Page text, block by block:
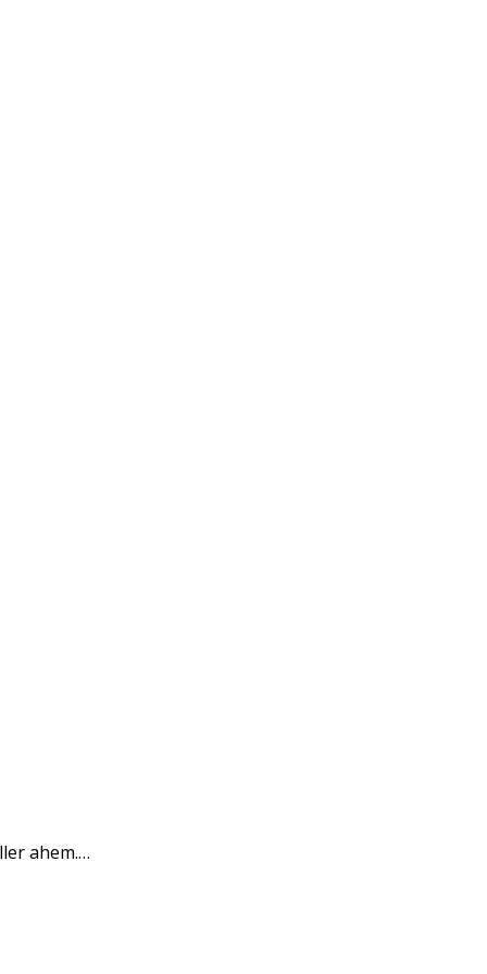
ahem.…